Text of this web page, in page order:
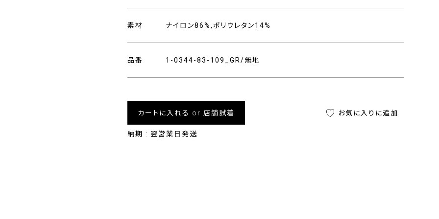
素材 ナイロン86%,ポリウレタン14%
品番 1-0344-83-109_GR/無地
カートに入れる or 店舗試着
納期 : 翌営業日発送
お気に入りに追加